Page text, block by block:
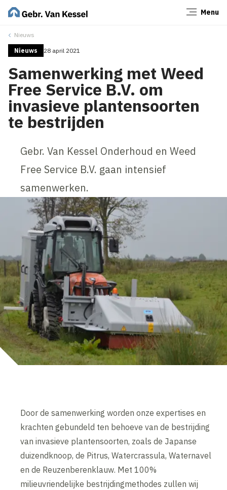
Menu
Nieuws
Nieuws 28 april 2021
Samenwerking met Weed
Free Service B.V. om
invasieve plantensoorten
te bestrijden
Gebr. Van Kessel Onderhoud en Weed
Free Service B.V. gaan intensief
samenwerken.
Door de samenwerking worden onze expertises en
krachten gebundeld ten behoeve van de bestrijding
van invasieve plantensoorten, zoals de Japanse
duizendknoop, de Pitrus, Watercrassula, Waternavel
en de Reuzenberenklauw. Met 100%
milieuvriendelijke bestrijdingmethodes zullen wij
Sluiten